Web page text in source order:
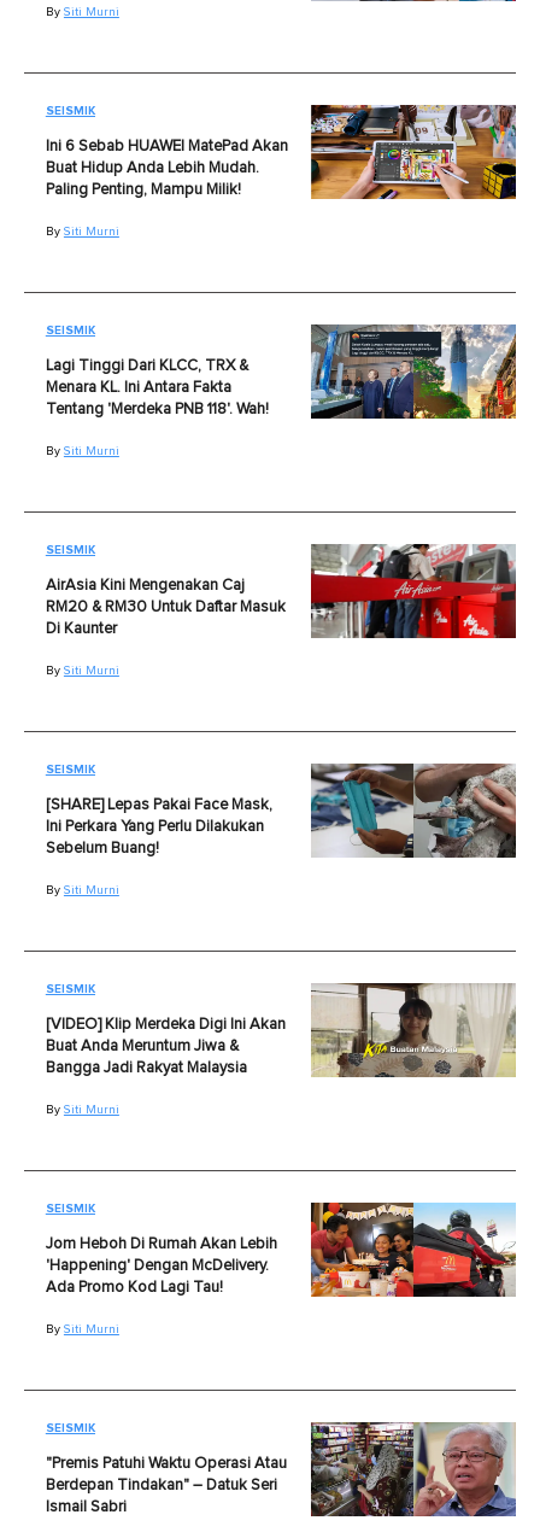
By Siti Murni
SEISMIK
Ini 6 Sebab HUAWEI MatePad Akan
Buat Hidup Anda Lebih Mudah.
Paling Penting, Mampu Milik!
By Siti Murni
SEISMIK
Lagi Tinggi Dari KLCC, TRX &
Menara KL. Ini Antara Fakta
Tentang 'Merdeka PNB 118'. Wah!
By Siti Murni
SEISMIK
AirAsia Kini Mengenakan Caj
RM20 & RM30 Untuk Daftar Masuk
Di Kaunter
By Siti Murni
SEISMIK
[SHARE] Lepas Pakai Face Mask,
Ini Perkara Yang Perlu Dilakukan
Sebelum Buang!
By Siti Murni
SEISMIK
[VIDEO] Klip Merdeka Digi Ini Akan
Buat Anda Meruntum Jiwa &
Bangga Jadi Rakyat Malaysia
By Siti Murni
SEISMIK
Jom Heboh Di Rumah Akan Lebih
'Happening' Dengan McDelivery.
Ada Promo Kod Lagi Tau!
By Siti Murni
SEISMIK
"Premis Patuhi Waktu Operasi Atau
Berdepan Tindakan" – Datuk Seri
Ismail Sabri